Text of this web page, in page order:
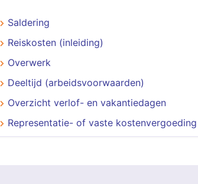
Saldering
Reiskosten (inleiding)
Overwerk
Deeltijd (arbeidsvoorwaarden)
Overzicht verlof- en vakantiedagen
Representatie- of vaste kostenvergoeding